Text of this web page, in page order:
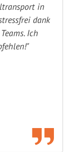
in
dank
Ich